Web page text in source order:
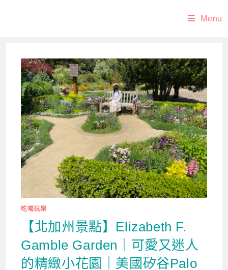
Menu
吃喝玩樂
【北加州景點】Elizabeth F.
Gamble Garden｜可愛又迷人
的精緻小花園｜美國矽谷Palo